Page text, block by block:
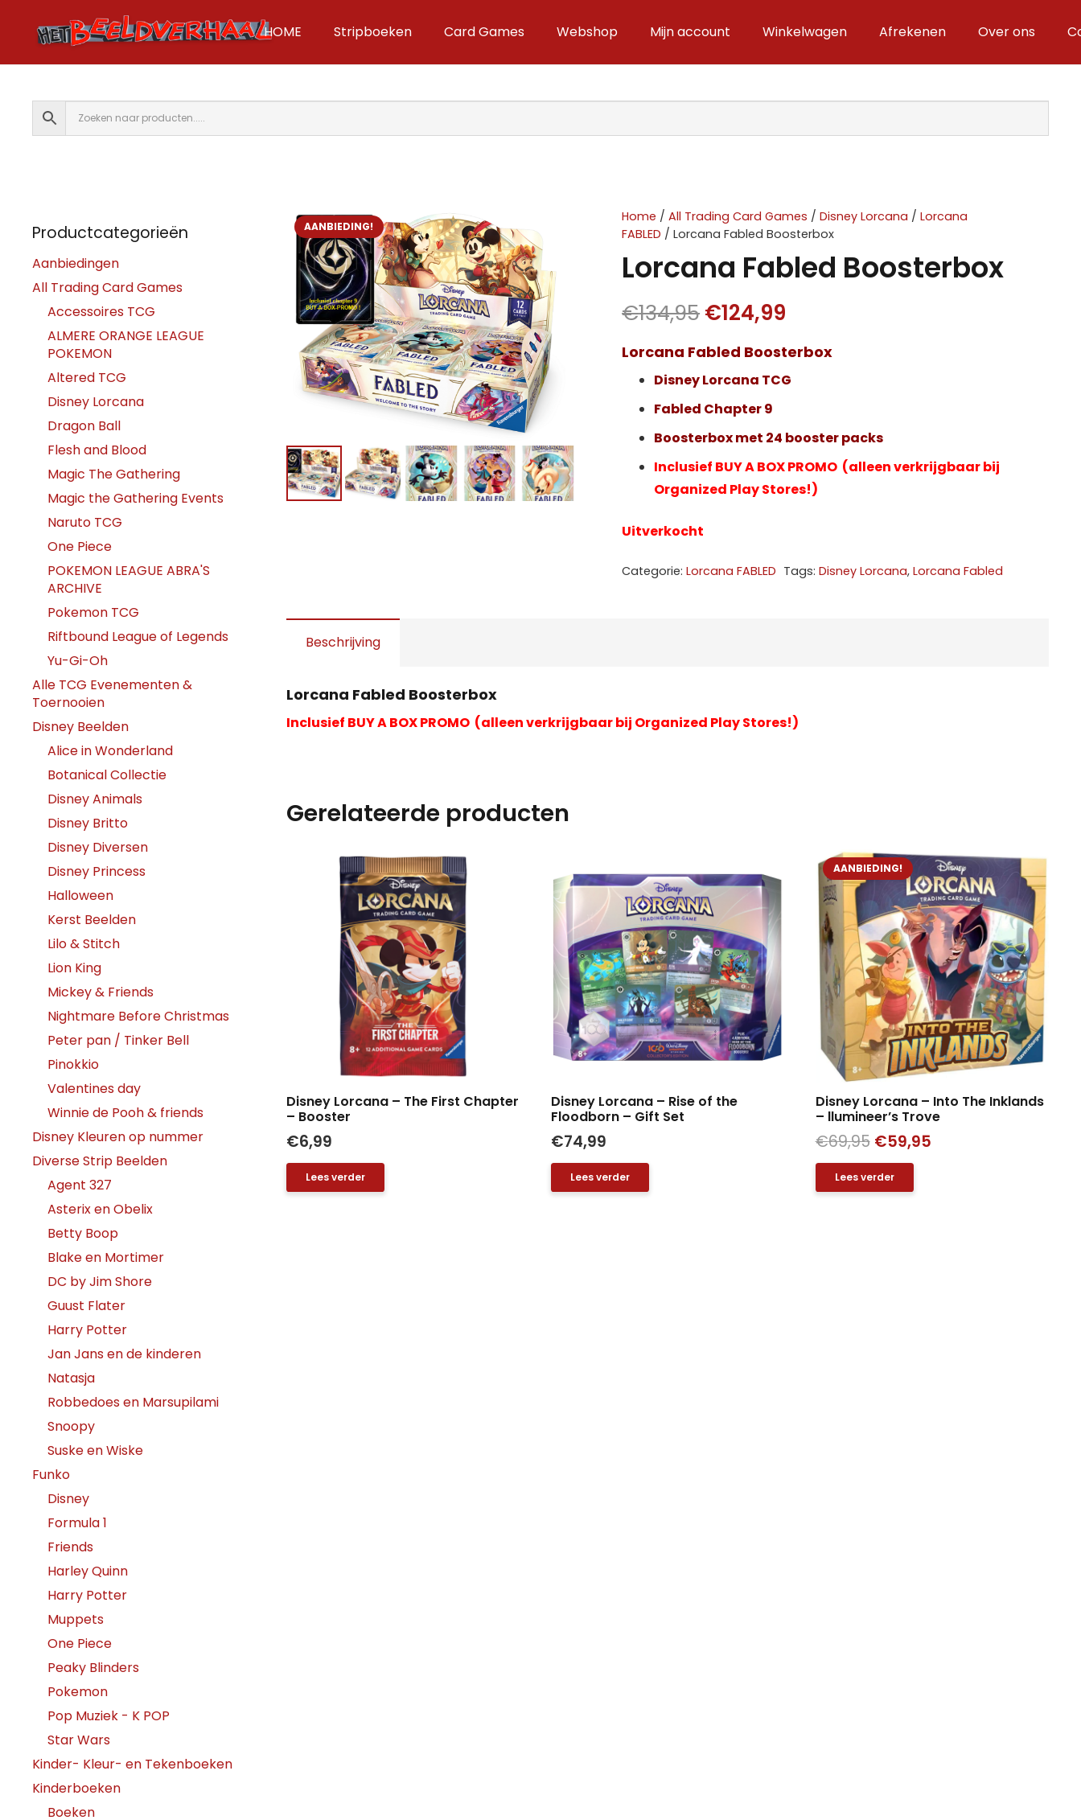
HOME Stripboeken Card Games Webshop Mijn account Winkelwagen Afrekenen Over ons
AANBIEDING!
Home /All Trading Card Games /Disney Lorcana /Lorcana
FABLED / Lorcana Fabled Boosterbox
Lorcana Fabled Boosterbox
€134,95Oorspronkelijke
was:
€134,95.
€124,99
is:
€124,99.
Lorcana Fabled Boosterbox
Disney Lorcana TCG
Fabled Chapter 9
Boosterbox met 24 booster packs
Inclusief BUY A BOX PROMO (alleen verkrijgbaar bij
Organized Play Stores!)
Uitverkocht
Categorie:Lorcana FABLED Tags: Disney Lorcana, Lorcana Fabled
Beschrijving
Lorcana Fabled Boosterbox
Inclusief BUY A BOX PROMO (alleen verkrijgbaar bij Organized Play Stores!)
Gerelateerde producten
Disney Lorcana – The First Chapter
– Booster
€6,99
Lees verder
Disney Lorcana – Rise of the
Floodborn – Gift Set
€74,99
Lees verder
AANBIEDING!
Disney Lorcana – Into The Inklands
– llumineer’s Trove
€69,95 Oorspronkelijke
prijs
was:
€59,95Huidige
Lees verder
Productcategorieën
Aanbiedingen
All Trading Card Games
Accessoires TCG
ALMERE ORANGE LEAGUE
POKEMON
Altered TCG
Disney Lorcana
Dragon Ball
Flesh and Blood
Magic The Gathering
Magic the Gathering Events
Naruto TCG
One Piece
POKEMON LEAGUE ABRA'S
ARCHIVE
Pokemon TCG
Riftbound League of Legends
Yu-Gi-Oh
Alle TCG Evenementen &
Toernooien
Disney Beelden
Alice in Wonderland
Botanical Collectie
Disney Animals
Disney Britto
Disney Diversen
Disney Princess
Halloween
Kerst Beelden
Lilo & Stitch
Lion King
Mickey & Friends
Nightmare Before Christmas
Peter pan / Tinker Bell
Pinokkio
Valentines day
Winnie de Pooh & friends
Disney Kleuren op nummer
Diverse Strip Beelden
Agent 327
Asterix en Obelix
Betty Boop
Blake en Mortimer
DC by Jim Shore
Guust Flater
Harry Potter
Jan Jans en de kinderen
Natasja
Robbedoes en Marsupilami
Snoopy
Suske en Wiske
Funko
Disney
Formula 1
Friends
Harley Quinn
Harry Potter
Muppets
One Piece
Peaky Blinders
Pokemon
Pop Muziek - K POP
Star Wars
Kinder- Kleur- en Tekenboeken
Kinderboeken
Boeken